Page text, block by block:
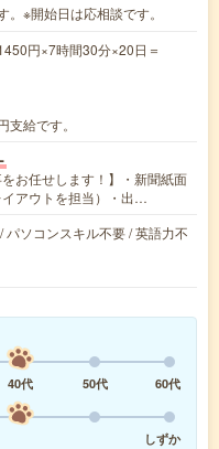
※開始日は応相談です。
円×7時間30分×20日＝
給です。
お任せします！】・新聞紙面
アウトを担当）・出…
ソコンスキル不要 / 英語力不
40代 50代
60代
しずか